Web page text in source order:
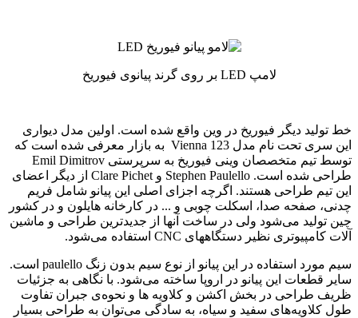
لامپ LED بر روی گرند پیانوی فیوریخ
خط تولید دیگر فیوریخ در وین واقع شده است. اولین مدل دیواری
این سری تحت نام مدل 123 Vienna به بازار معرفی شده است که
توسط تیم متخصصان وینی فیوریخ به سرپرستی Emil Dimitrov
طراحی شده است. Stephen Paulello و Clare Pichet از دیگر اعضای
این تیم طراحی هستند. اگرچه اجزای اصلی این پیانو شامل فریم
چدنی، صفحه صدا، اسکلت چوبی و ... در کارخانه هایلون و در کشور
چین تولید می‌شود ولی در ساخت آنها از جدیدترین طراحی و ماشین
آلات کامپیوتری نظیر دستگاههای CNC استفاده می‌شود.
سیم مورد استفاده در این پیانو از نوع سیم بدون زنگ paulello است.
سایر قطعات این پیانو در اروپا ساخته می‌شود. با نگاهی به جزئیات
ظریف طراحی در بخش اکشن و کلاویه ها و نحوه‌ی جبران تفاوت
طول کلاویه‌های سفید و سیاه، به سادگی می‌توان به طراحی بسیار